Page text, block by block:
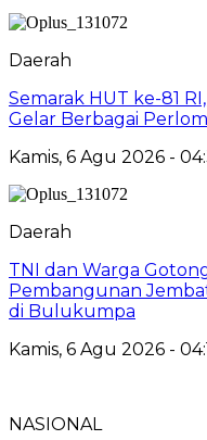
Daerah
Semarak HUT ke-81
Gelar Berbagai
Kamis, 6 Agu 2026 -
Daerah
TNI dan Warga
Pembangunan
di Bulukumpa
Kamis, 6 Agu 2026 -
NASIONAL